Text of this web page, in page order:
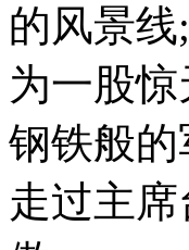
的风景
为一股
钢铁般
走过主